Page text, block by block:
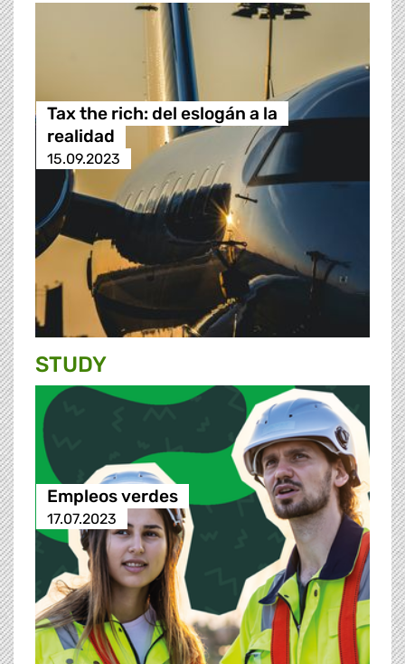
Tax the rich: del eslogán a la
realidad
15.09.2023
STUDY
Empleos verdes
17.07.2023